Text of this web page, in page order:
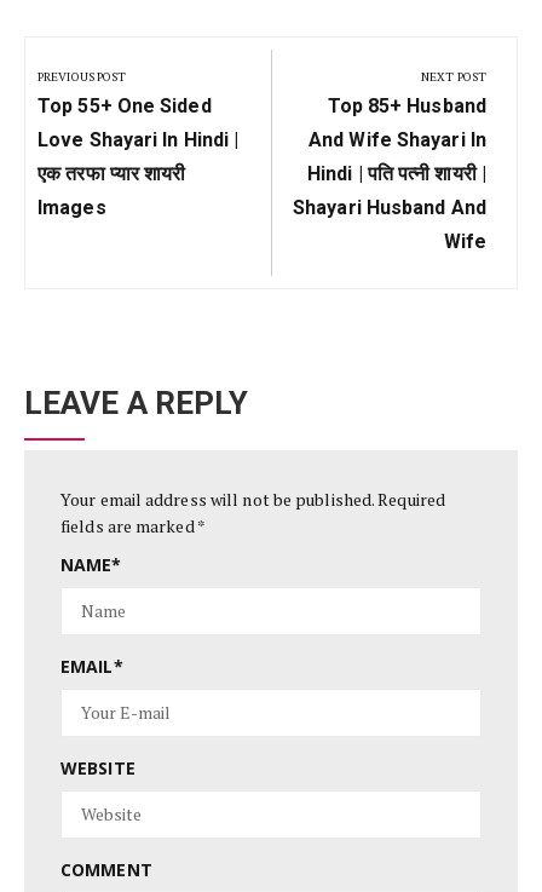
navigation
PREVIOUS POST
Previous
Post:
Top 55+ One Sided
Love Shayari In Hindi |
एक तरफा प्यार शायरी
Images
NEXT POST
Next
Post:
Top 85+ Husband
And Wife Shayari In
Hindi | पति पत्नी शायरी |
Shayari Husband And
Wife
LEAVE A REPLY
Your email address will not be published.Required
fields are marked *
NAME*
EMAIL*
WEBSITE
COMMENT